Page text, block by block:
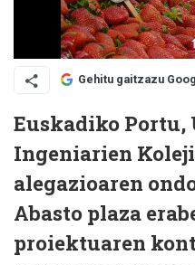
Gehitu gaitzazu
Euskadiko Portu,
Ingeniarien
alegazioaren
Abasto plaza
proiektuaren